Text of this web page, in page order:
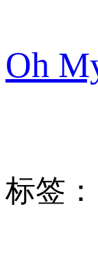
内
容
Oh
标签：